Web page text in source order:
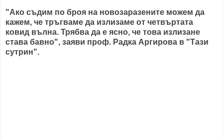
"Ако съдим по броя на новозаразените можем да
кажем, че тръгваме да излизаме от четвъртата
ковид вълна. Трябва да е ясно, че това излизане
става бавно", заяви проф. Радка Аргирова в "Тази
сутрин".